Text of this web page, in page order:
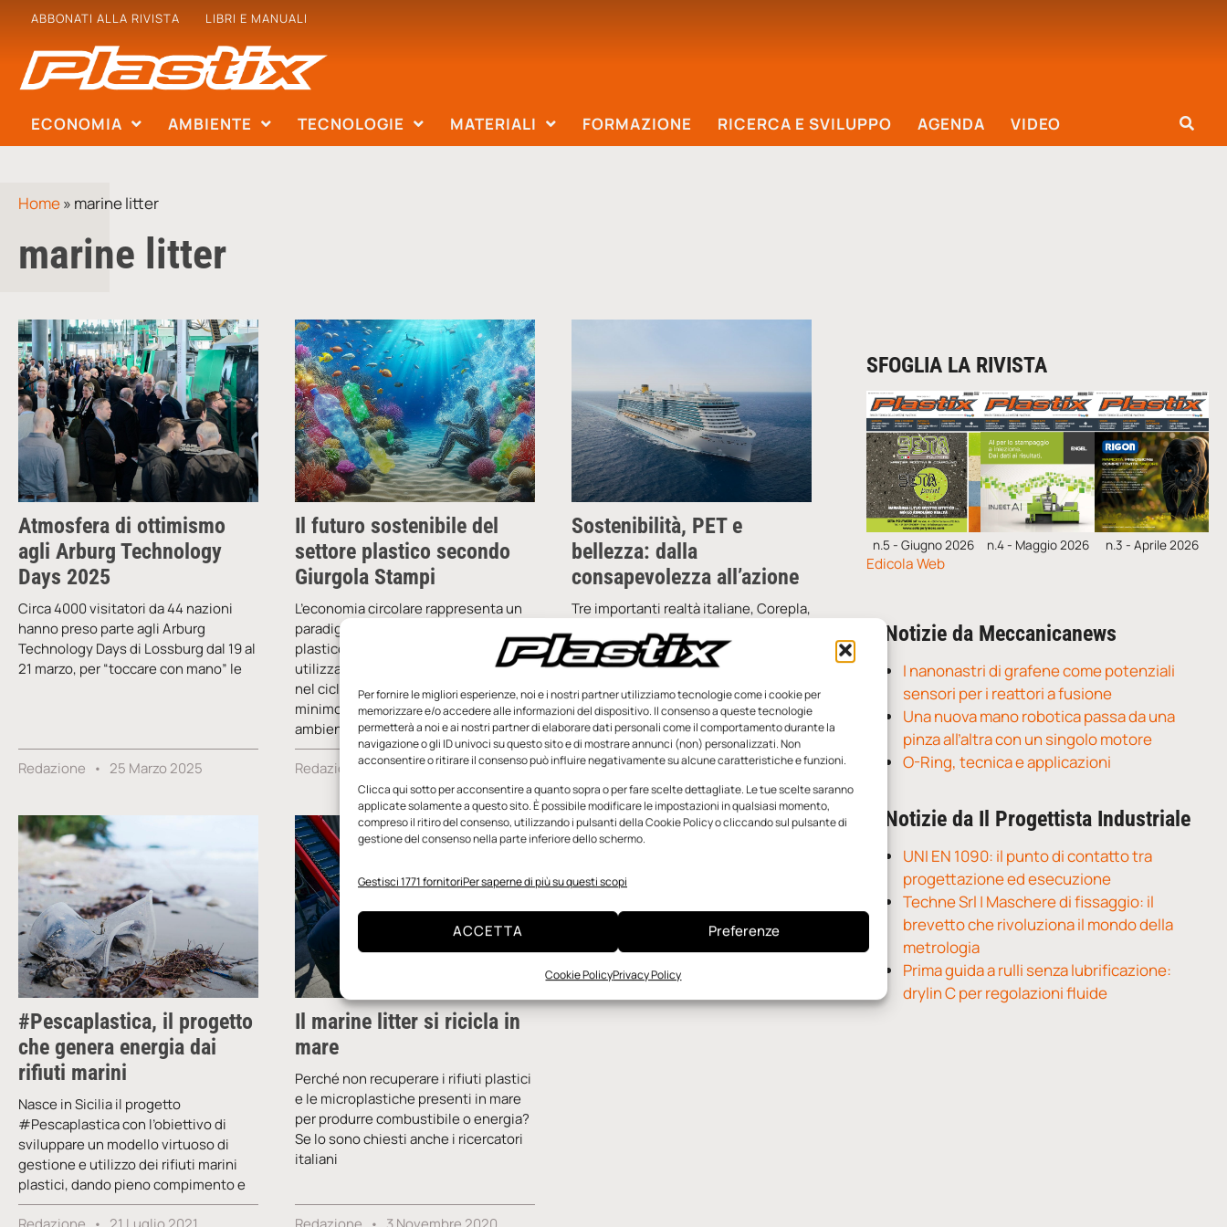
Per fornire le migliori esperienze, noi e i nostri partner utilizziamo tecnologie come i cookie per
memorizzare e/o accedere alle informazioni del dispositivo. Il consenso a queste tecnologie
permetterà a noi e ai nostri partner di elaborare dati personali come il comportamento durante la
navigazione o gli ID univoci su questo sito e di mostrare annunci (non) personalizzati. Non
acconsentire o ritirare il consenso può influire negativamente su alcune caratteristiche e funzioni.
Clicca qui sotto per acconsentire a quanto sopra o per fare scelte dettagliate. Le tue scelte saranno
applicate solamente a questo sito. È possibile modificare le impostazioni in qualsiasi momento,
compreso il ritiro del consenso, utilizzando i pulsanti della Cookie Policy o cliccando sul pulsante di
gestione del consenso nella parte inferiore dello schermo.
Gestisci 1771 fornitoriPer saperne di più su questi scopi
ACCETTA Preferenze
Cookie PolicyPrivacy Policy
ABBONATI ALLA RIVISTA LIBRI E MANUALI
ECONOMIA AMBIENTE TECNOLOGIE MATERIALI FORMAZIONE RICERCA E SVILUPPO AGENDA VIDEO
Home» marine litter
marine litter
Atmosfera di ottimismo
agli Arburg Technology
Days 2025
Circa 4000 visitatori da 44 nazioni
hanno preso parte agli Arburg
Technology Days di Lossburg dal 19 al
21 marzo, per “toccare con mano” le
Redazione 25 Marzo 2025
Il futuro sostenibile del
settore plastico secondo
Giurgola Stampi
L’economia circolare rappresenta un
paradigma rivoluzionario per il settore
plastico, in cui le risorse vengono
utilizzate, recuperate e reintrodotte
nel ciclo produttivo, riducendo al
minimo l’impatto
ambientale. Abbandonando
Redazione 13 Febbraio 2025
Sostenibilità, PET e
bellezza: dalla
consapevolezza all’azione
Tre importanti realtà italiane, Corepla,
Guzzini e Costa Crociere, insieme per
un progetto unico che parte dal
turismo e, attraverso il riciclo del PET,
arriva
Redazione 1 Ottobre 2024
#Pescaplastica, il progetto
che genera energia dai
rifiuti marini
Nasce in Sicilia il progetto
#Pescaplastica con l’obiettivo di
sviluppare un modello virtuoso di
gestione e utilizzo dei rifiuti marini
plastici, dando pieno compimento e
Il marine litter si ricicla in
mare
Perché non recuperare i rifiuti plastici
e le microplastiche presenti in mare
per produrre combustibile o energia?
Se lo sono chiesti anche i ricercatori
italiani
SFOGLIA LA RIVISTA
n.5 - Giugno 2026 n.4 - Maggio 2026 n.3 - Aprile 2026
Edicola Web
Notizie da Meccanicanews
I nanonastri di grafene come potenziali
sensori per i reattori a fusione
Una nuova mano robotica passa da una
pinza all’altra con un singolo motore
O-Ring, tecnica e applicazioni
Notizie da Il Progettista Industriale
UNI EN 1090: il punto di contatto tra
progettazione ed esecuzione
Techne Srl | Maschere di fissaggio: il
brevetto che rivoluziona il mondo della
metrologia
Prima guida a rulli senza lubrificazione:
drylin C per regolazioni fluide